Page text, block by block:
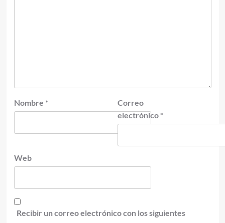
Nombre *
Correo
electrónico *
Web
Recibir un correo electrónico con los siguientes